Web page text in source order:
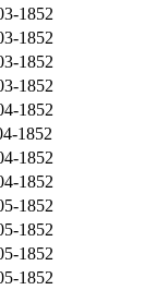
1852
1852
1852
1852
1852
1852
1852
1852
1852
1852
1852
1852